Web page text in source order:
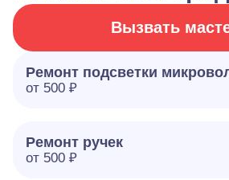
Вызвать
Ремонт подсветки
от 500 ₽
Ремонт ручек
от 500 ₽